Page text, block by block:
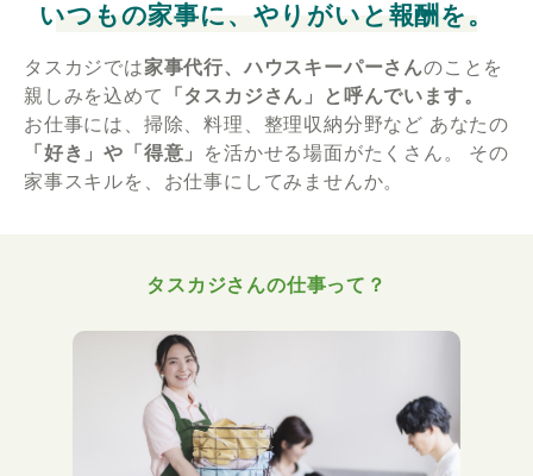
いつもの家事に、やりがいと報酬を。
タスカジでは家事代行、ハウスキーパーさんのことを
親しみを込めて
「タスカジさん」と呼んでいます。
お仕事には、掃除、料理、整理収納分野など あなたの
「好き」や「得意」
を活かせる場面がたくさん。
その
家事スキルを、お仕事にしてみませんか。
タスカジさんの仕事って？